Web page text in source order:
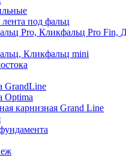
под фальц
Pro, Кликфальц Pro Fin,
Кликфальц mini
GrandLine
Optima
карнизная Grand Line